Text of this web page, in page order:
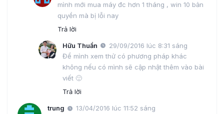
mình mới mua máy đc hơn 1 tháng , win 10 bản
quyền mà bị lỗi nay
Trả lời
Hữu Thuần
29/09/2016 lúc 8:31 sáng
Để mình xem thử có phương pháp khác
không nếu có mình sẽ cập nhật thêm vào bài
viết 🙂
Trả lời
trung
13/04/2016 lúc 11:52 sáng